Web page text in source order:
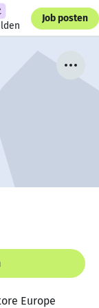
Job posten
Europe